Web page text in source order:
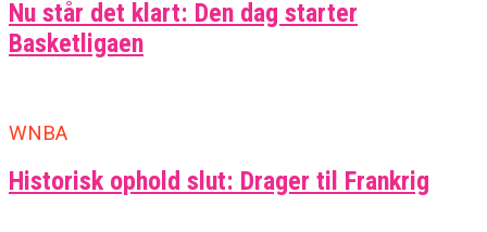
Nu står det klart: Den dag starter
Basketligaen
WNBA
Historisk ophold slut: Drager til Frankrig